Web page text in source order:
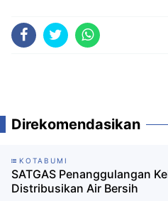
Direkomendasikan
KOTABUMI
SATGAS Penanggulangan
Distribusikan Air Bersih